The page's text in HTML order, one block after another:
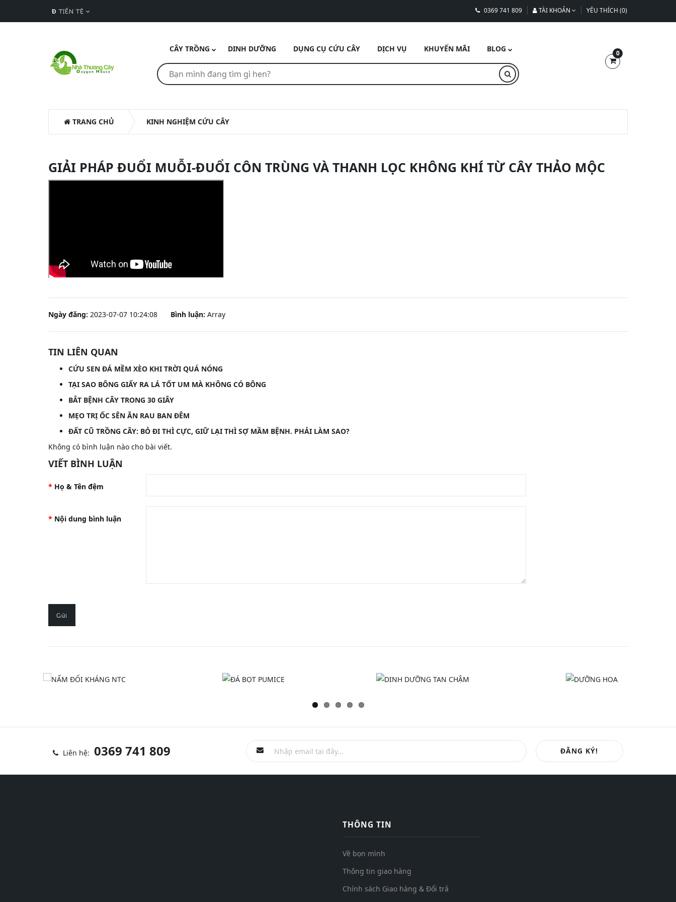
Đ TIỀN TỆ 0369 741 809 TÀI KHOẢN YÊU THÍCH (0)
CÂY TRỒNG DINH DƯỠNG DỤNG CỤ CỨU CÂY DỊCH VỤ KHUYẾN MÃI BLOG 0
TRANG CHỦ KINH NGHIỆM CỨU CÂY
GIẢI PHÁP ĐUỔI MUỖI-ĐUỔI CÔN TRÙNG VÀ THANH LỌC KHÔNG KHÍ TỪ CÂY THẢO MỘC
Ngày đăng: 2023-07-07 10:24:08 Bình luận: Array
TIN LIÊN QUAN
CỨU SEN ĐÁ MỀM XÈO KHI TRỜI QUÁ NÓNG
TẠI SAO BÔNG GIẤY RA LÁ TỐT UM MÀ KHÔNG CÓ BÔNG
BẮT BỆNH CÂY TRONG 30 GIÂY
MẸO TRỊ ỐC SÊN ĂN RAU BAN ĐÊM
ĐẤT CŨ TRỒNG CÂY: BỎ ĐI THÌ CỰC, GIỮ LẠI THÌ SỢ MẦM BỆNH. PHẢI LÀM SAO?
Không có bình luận nào cho bài viết.
VIẾT BÌNH LUẬN
Họ & Tên đệm
Nội dung bình luận
Gửi
Liên hệ: 0369 741 809 ĐĂNG KÝ!
THÔNG TIN
Về bọn mình
Thông tin giao hàng
Chính sách Giao hàng & Đổi trả